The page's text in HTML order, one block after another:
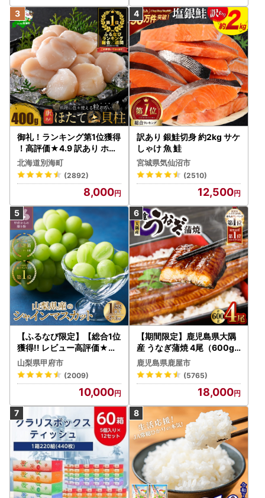
御礼！ランキング第1位獲得
！高評価★4.9 訳あり ホタ
テ 400g（ほたて 帆立 貝柱
冷凍 ）
北海道別海町
(2892)
8,000
訳あり 銀鮭切身 約2kg サケ
しゃけ 魚 鮭
宮城県気仙沼市
(2510)
12,500
【ふるなび限定】【総合1位
獲得!! レビュー高評価★】
〈2026年度配送分〉山梨
県産 シャインマスカット 2
～3房（1.0kg以上）シャイ
ン フルーツ FN-Limited-S
P
山梨県甲府市
(2009)
10,000
【期間限定】鹿児島県大隅
産 うなぎ蒲焼 4尾（600g
） KN007-004-04-cp18
うなぎ 鰻 魚 惣菜 総菜
鹿児島県鹿屋市
(5765)
18,000